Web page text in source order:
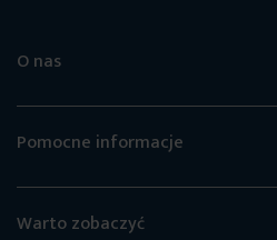
O nas
Pomocne informacje
Warto zobaczyć